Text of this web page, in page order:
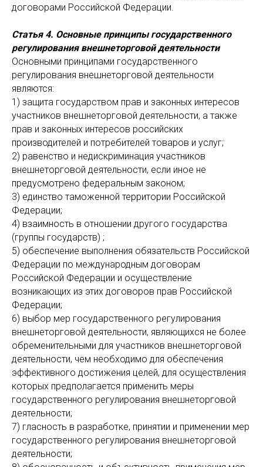
договорами Российской Федерации.
Статья 4. Основные принципы государственного
регулирования внешнеторговой деятельности
Основными принципами государственного
регулирования внешнеторговой деятельности
являются:
1) защита государством прав и законных интересов
участников внешнеторговой деятельности, а также
прав и законных интересов российских
производителей и потребителей товаров и услуг;
2) равенство и недискриминация участников
внешнеторговой деятельности, если иное не
предусмотрено федеральным законом;
3) единство таможенной территории Российской
Федерации;
4) взаимность в отношении другого государства
(группы государств) ;
5) обеспечение выполнения обязательств Российской
Федерации по международным договорам
Российской Федерации и осуществление
возникающих из этих договоров прав Российской
Федерации;
6) выбор мер государственного регулирования
внешнеторговой деятельности, являющихся не более
обременительными для участников внешнеторговой
деятельности, чем необходимо для обеспечения
эффективного достижения целей, для осуществления
которых предполагается применить меры
государственного регулирования внешнеторговой
деятельности;
7) гласность в разработке, принятии и применении мер
государственного регулирования внешнеторговой
деятельности;